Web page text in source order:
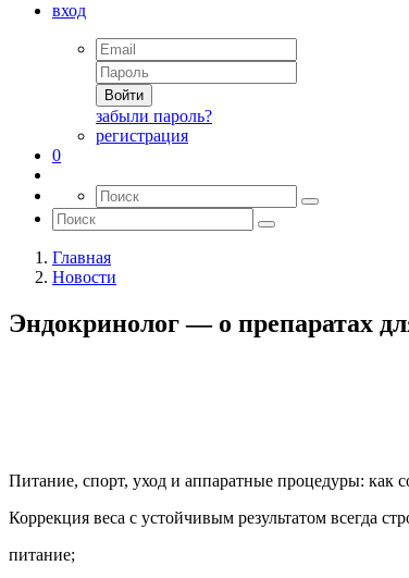
вход
Войти
забыли пароль?
регистрация
0
Главная
Новости
Эндокринолог — о препаратах
Питание, спорт, уход и аппаратные процедуры: как
Коррекция веса с устойчивым результатом всегда
питание;